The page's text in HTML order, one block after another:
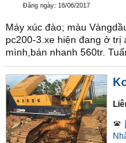
Đăng ngày: 16/06/2017
Máy xúc đào; màu
pc200-3.xe hiện đang ở trị
mình,bán nhanh 560tr.